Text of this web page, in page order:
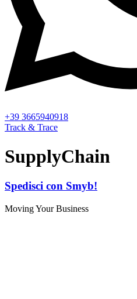
+39 3665940918
Track & Trace
SupplyChain
Spedisci con Smyb!
Moving Your Business